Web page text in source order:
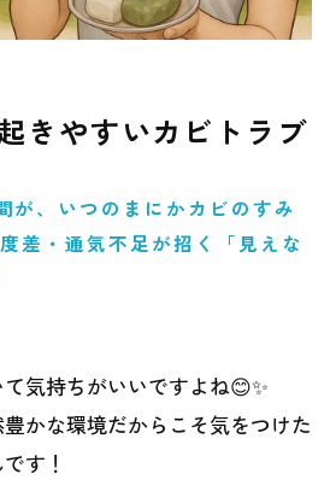
きやすいカビトラブ
が、いつのまにかカビのすみ
差・通気不足が招く「見えな
気持ちがいいですよね😊✨
かな環境だからこそ気をつけた
す！